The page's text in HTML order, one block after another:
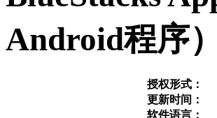
Android程序）
授权形式：
更新时间：
软件语言：